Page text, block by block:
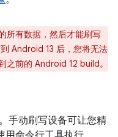
所有数据，然后才能刷写
Android 13 后，您将无法
之前的 Android 12 build。
。手动刷写设备可让您精